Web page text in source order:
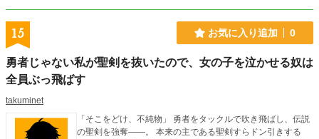
15 お気に入り追加 0
勇者じゃない私が聖剣を抜いたので、女の子を泣かせる奴は
全員ぶっ飛ばす
takuminet
「そこをどけ、不純物」 勇者をタックルで吹き飛ばし、伝説
の聖剣を強奪――。 本来の主である聖剣すらドン引きする